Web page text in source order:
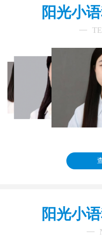
阳光小
阳光小